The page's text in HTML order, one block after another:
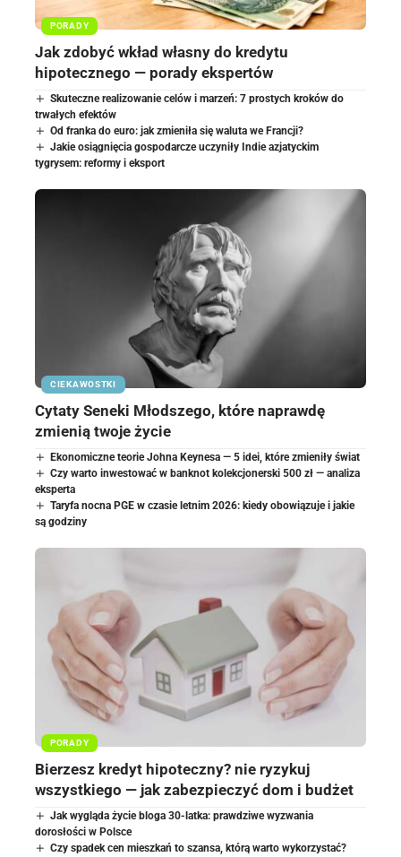
PORADY
Jak zdobyć wkład własny do kredytu
hipotecznego — porady ekspertów
Skuteczne realizowanie celów i marzeń: 7 prostych kroków do
trwałych efektów
Od franka do euro: jak zmieniła się waluta we Francji?
Jakie osiągnięcia gospodarcze uczyniły Indie azjatyckim
tygrysem: reformy i eksport
CIEKAWOSTKI
Cytaty Seneki Młodszego, które naprawdę
zmienią twoje życie
Ekonomiczne teorie Johna Keynesa — 5 idei, które zmieniły świat
Czy warto inwestować w banknot kolekcjonerski 500 zł — analiza
eksperta
Taryfa nocna PGE w czasie letnim 2026: kiedy obowiązuje i jakie
są godziny
PORADY
Bierzesz kredyt hipoteczny? nie ryzykuj
wszystkiego — jak zabezpieczyć dom i budżet
Jak wygląda życie bloga 30-latka: prawdziwe wyzwania
dorosłości w Polsce
Czy spadek cen mieszkań to szansa, którą warto wykorzystać?